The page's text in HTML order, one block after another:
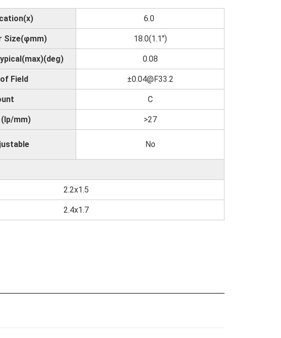
6.0
Size(φmm) 18.0(1.1")
0.08
Field ±0.04@F33.2
C
(lp/mm) >27
No
2.2x1.5
2.4x1.7